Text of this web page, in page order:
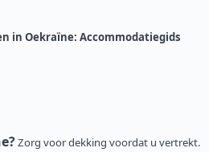
in Oekraïne: Accommodatiegids
Zorg voor dekking voordat u vertrekt.